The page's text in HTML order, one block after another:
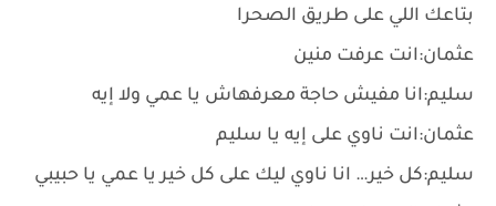
بتاعك اللي على طريق الصحرا
عثمان:انت عرفت منين
سليم:انا مفيش حاجة معرفهاش يا عمي ولا إيه
عثمان:انت ناوي على إيه يا سليم
سليم:كل خير… انا ناوي ليك على كل خير يا عمي يا حبيبي